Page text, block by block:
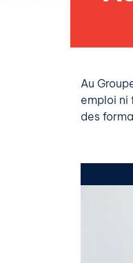
Au
emploi ni
des